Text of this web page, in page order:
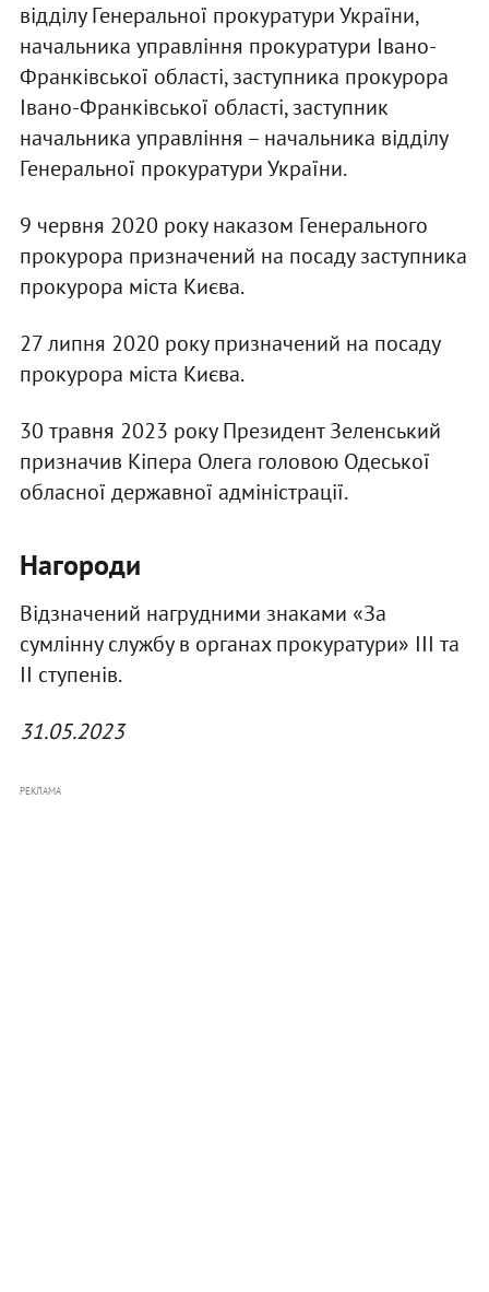
відділу Генеральної прокуратури України,
начальника управління прокуратури Івано-
Франківської області, заступника прокурора
Івано-Франківської області, заступник
начальника управління – начальника відділу
Генеральної прокуратури України.
9 червня 2020 року наказом Генерального
прокурора призначений на посаду заступника
прокурора міста Києва.
27 липня 2020 року призначений на посаду
прокурора міста Києва.
30 травня 2023 року Президент Зеленський
призначив Кіпера Олега головою Одеської
обласної державної адміністрації.
Нагороди
Відзначений нагрудними знаками «За
сумлінну службу в органах прокуратури» ІІІ та
ІІ ступенів.
31.05.2023
РЕКЛАМА